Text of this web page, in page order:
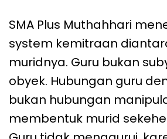
SMA Plus Muthahhari
system kemitraan
muridnya. Guru bukan
obyek. Hubungan guru
bukan hubungan
membentuk murid